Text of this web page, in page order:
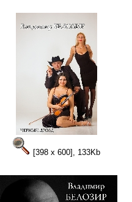
[398 x 600], 133Kb